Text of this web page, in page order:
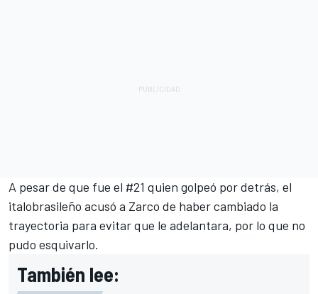
A pesar de que fue el #21 quien golpeó por detrás, el
italobrasileño acusó a Zarco de haber cambiado la
trayectoria para evitar que le adelantara, por lo que no
pudo esquivarlo.
También lee: